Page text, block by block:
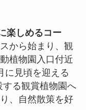
楽しめるコー
から始まり、観
植物園入口付近
に見頃を迎える
る観賞植物園へ
、自然散策を好